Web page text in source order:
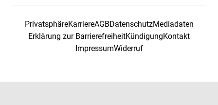
PrivatsphäreKarriereAGBDatenschutzMediadaten
Erklärung zur BarrierefreiheitKündigungKontakt
ImpressumWiderruf